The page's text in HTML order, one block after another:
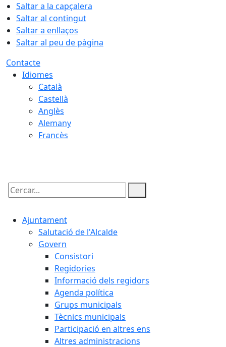
Saltar a la capçalera
Saltar al contingut
Saltar a enllaços
Saltar al peu de pàgina
Contacte
Idiomes
Català
Castellà
Anglès
Alemany
Francès
Cercar:
Ajuntament
Salutació de l'Alcalde
Govern
Consistori
Regidories
Informació dels regidors
Agenda política
Grups municipals
Tècnics municipals
Participació en altres ens
Altres administracions